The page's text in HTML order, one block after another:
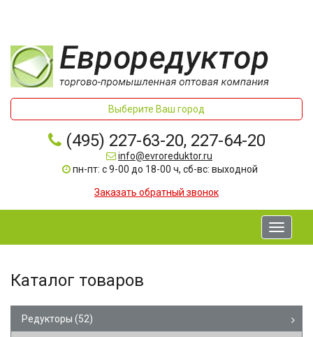
Выберите Ваш город
(495) 227-63-20, 227-64-20
info@evroreduktor.ru
пн-пт: с 9-00 до 18-00 ч, сб-вс: выходной
Заказать обратный звонок
Toggle
Каталог товаров
Редукторы (52)